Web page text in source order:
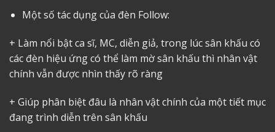
Một số tác dụng của đèn Follow:
+ Làm nổi bật ca sĩ, MC, diễn giả, trong lúc sân khấu có
các đèn hiệu ứng có thể làm mờ sân khấu thì nhân vật
chính vẫn được nhìn thấy rõ ràng
+ Giúp phân biệt đâu là nhân vật chính của một tiết mục
đang trình diễn trên sân khấu